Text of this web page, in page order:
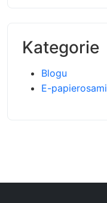
Kategorie
Blogu
E-papierosami